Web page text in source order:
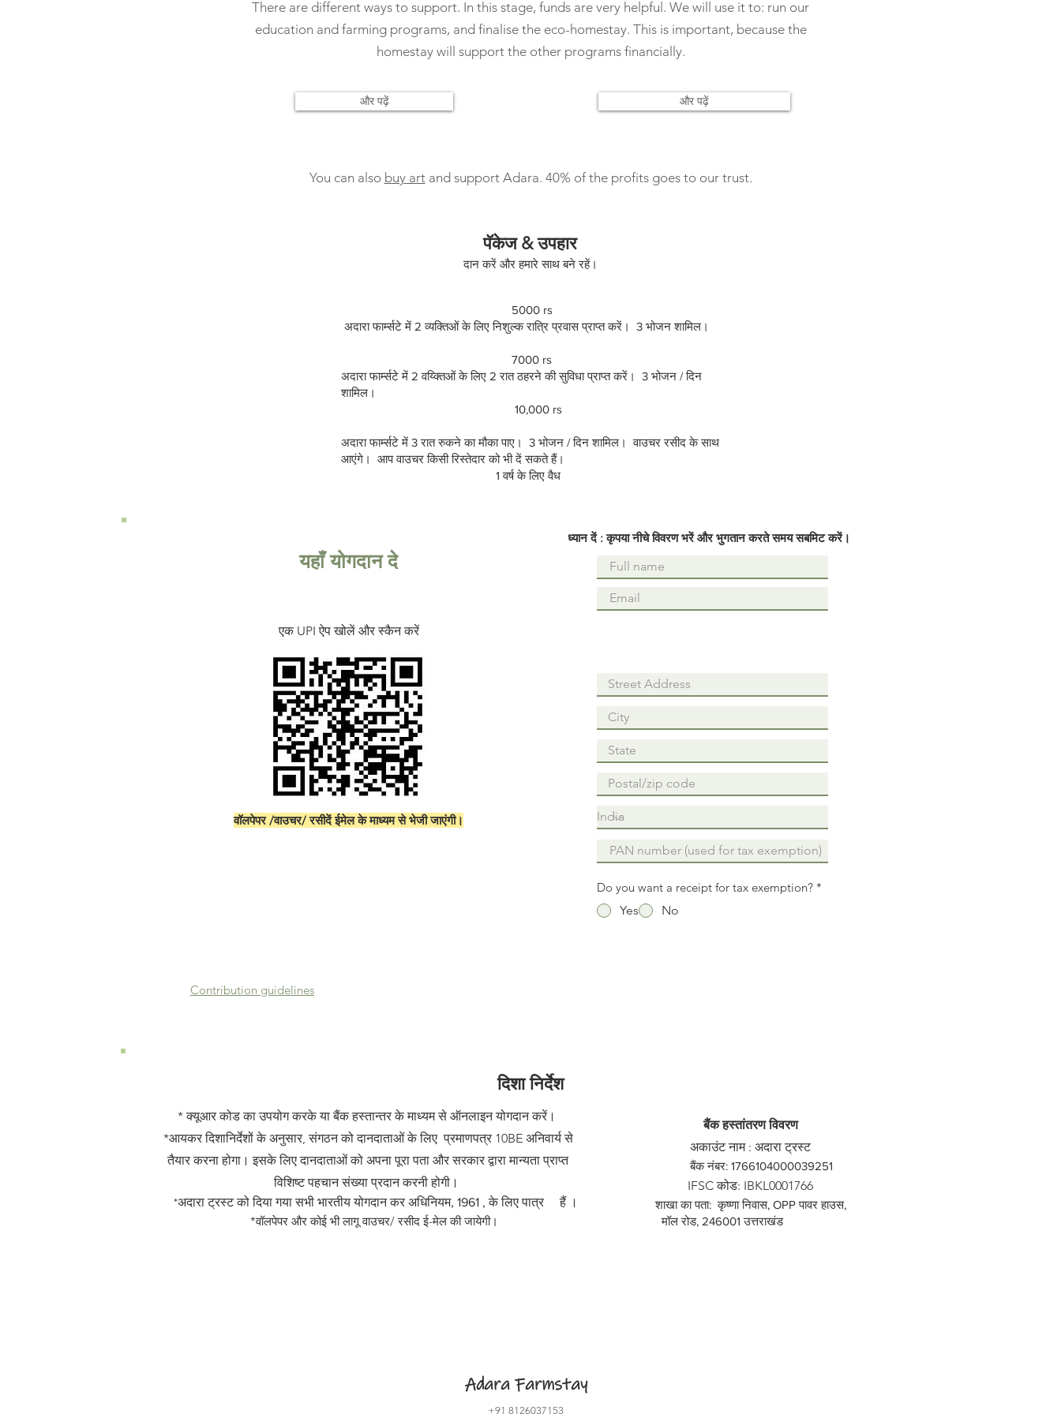
There are different ways to support. In this stage, funds are very helpful. We will use it to: run our
education and farming programs, and finalise the eco-homestay. This is important, because the
homestay will support the other programs financially.
You can also buy artand support Adara. 40% of the profits goes to our trust.
और पढ़ें और पढ़ें
पॅकेज & उपहार
दान करें और हमारे साथ बने रहें।
5000 rs
अदारा फार्म्सटे में 2 व्यक्तिओं के लिए निशुल्क रात्रि प्रवास प्राप्त करें। 3 भोजन शामिल।
7000 rs
अदारा फार्म्सटे में 2 वय्क्तिओं के लिए 2 रात ठहरने की सुविधा प्राप्त करें। 3 भोजन / दिन
शामिल।
10,000 rs
अदारा फार्म्सटे में 3 रात रुकने का मौका पाए। 3 भोजन / दिन शामिल। वाउचर रसीद के साथ
आएंगे। आप वाउचर किसी रिस्तेदार को भी दें सकते हैं।
1 वर्ष के लिए वैध
ध्यान दें : कृपया नीचे विवरण भरें और भुगतान करते समय सबमिट करें।
यहाँ योगदान दे
एक UPI ऐप खोलें और स्कैन करें
वॉलपेपर /वाउचर/ रसीदें ईमेल के माध्यम से भेजी जाएंगी।
Do you want a receipt for tax exemption? *
Yes
No
Contribution guidelines
दिशा निर्देश
* क्यूआर कोड का उपयोग करके या बैंक हस्तान्तर के माध्यम से ऑनलाइन योगदान करें।
*आयकर दिशानिर्देशों के अनुसार, संगठन को दानदाताओं के लिए प्रमाणपत्र 10BE अनिवार्य से
तैयार करना होगा। इसके लिए दानदाताओं को अपना पूरा पता और सरकारद्वारा मान्यता प्राप्त
विशिष्ट पहचान संख्या प्रदान करनी होगी।
*अदारा ट्रस्ट को दिया गया सभी भारतीय योगदान कर अधिनियम, 1961 , के लिए पात्र हैं ।
*वॉलपेपर और कोई भी लागू वाउचर/ रसीद ई-मेल की जायेगी।
बैंक हस्तांतरण विवरण
अकाउंट नाम : अदारा ट्रस्ट
बैंक नंबर: 1766104000039251
IFSC कोड: IBKL0001766
शाखा का पता: कृष्णा निवास, OPP पावर हाउस,
मॉल रोड, 246001 उत्तराखंड
Adara Farmstay
+91 8126037153